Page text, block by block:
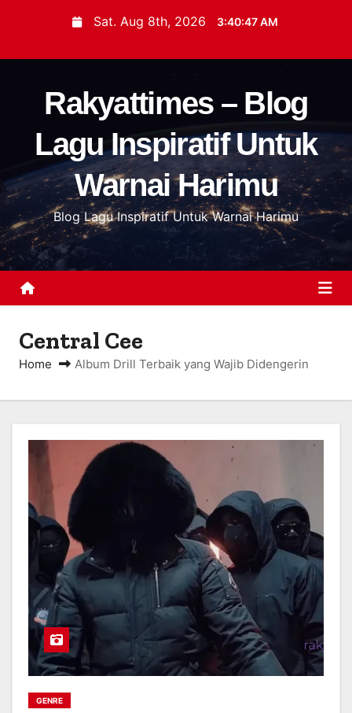
e
n
t
Sat. Aug 8th, 2026 3:40:48 AM
Rakyattimes – Blog
Lagu Inspiratif Untuk
Warnai Harimu
Blog Lagu Inspiratif Untuk Warnai Harimu
Central Cee
Home Album Drill Terbaik yang Wajib Didengerin
GENRE